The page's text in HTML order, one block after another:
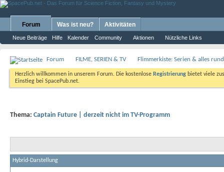
Forum
Neue Beiträge Hilfe Kalender Community Aktionen Nützliche Links
Was ist neu? Aktivitäten
Forum FILME, SERIEN & TV Flimmerkiste: Serien & alles
Herzlich willkommen in unserem Forum. Die kostenlose Registrierung bietet viele
Einstieg bei SpacePub.net.
Thema: Captain Future | derzeit nicht im TV-Programm
Hybrid-Darstellung